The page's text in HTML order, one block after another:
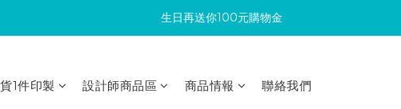
滿300回饋10%購物金
生日再送你100元購物金
滿300回饋10%購物金
1件印製 設計師商品區 商品情報 聯絡我們